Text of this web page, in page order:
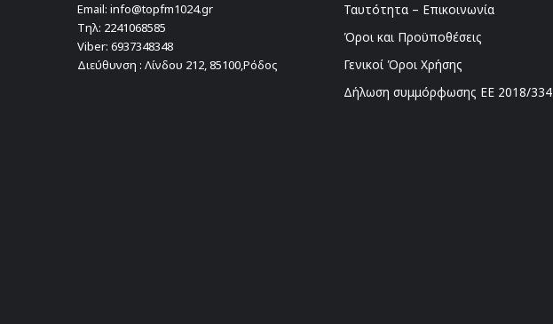
Email: info@topfm1024.gr
Τηλ: 2241068585
Viber: 6937348348
Διεύθυνση : Λίνδου 212, 85100,Ρόδος
Ταυτότητα – Επικοινωνία
Όροι και Προϋποθέσεις
Γενικοί Όροι Χρήσης
Δήλωση συμμόρφωσης ΕΕ 2018/334